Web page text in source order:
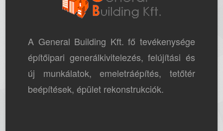
A General Building Kft. fő tevékenysége
építőipari generálkivitelezés, felújítási és
új munkálatok, emeletráépítés, tetőtér
beépítések, épület rekonstrukciók.